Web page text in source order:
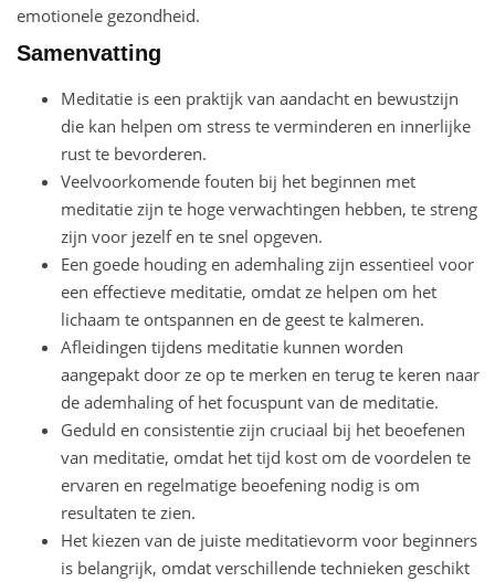
emotionele gezondheid.
Samenvatting
Meditatie is een praktijk van aandacht en bewustzijn
die kan helpen om stress te verminderen en innerlijke
rust te bevorderen.
Veelvoorkomende fouten bij het beginnen met
meditatie zijn te hoge verwachtingen hebben, te streng
zijn voor jezelf en te snel opgeven.
Een goede houding en ademhaling zijn essentieel voor
een effectieve meditatie, omdat ze helpen om het
lichaam te ontspannen en de geest te kalmeren.
Afleidingen tijdens meditatie kunnen worden
aangepakt door ze op te merken en terug te keren naar
de ademhaling of het focuspunt van de meditatie.
Geduld en consistentie zijn cruciaal bij het beoefenen
van meditatie, omdat het tijd kost om de voordelen te
ervaren en regelmatige beoefening nodig is om
resultaten te zien.
Het kiezen van de juiste meditatievorm voor beginners
is belangrijk, omdat verschillende technieken geschikt